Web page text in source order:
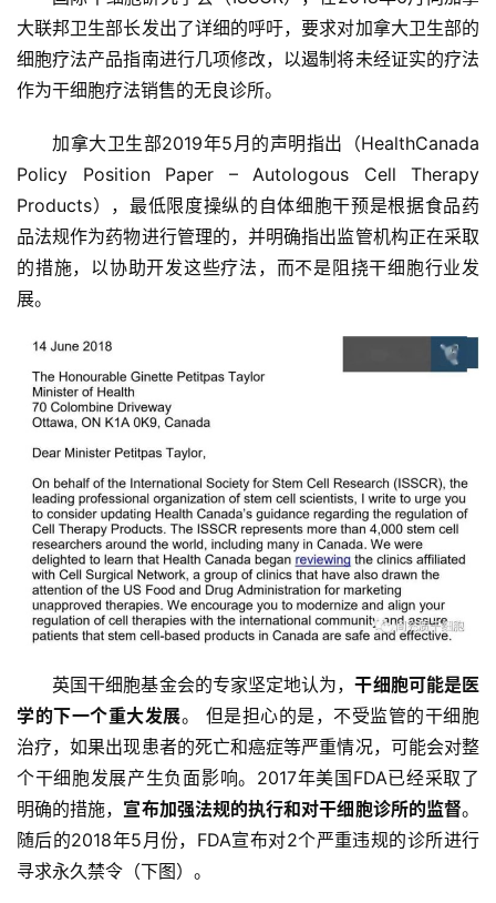
首
页
行
业
资
讯
再
生
医
学
临
床
转
化
活
动
关
于
登录 注册
大联邦卫生部长发出了详细的呼吁，要求对加拿大卫生部的
细胞疗法产品指南进行几项修改，以遏制将未经证实的疗法
作为干细胞疗法销售的无良诊所。
加拿大卫生部2019年5月的声明指出（HealthCanada
Policy Position Paper – Autologous Cell Therapy
Products），最低限度操纵的自体细胞干预是根据食品药
品法规作为药物进行管理的，并明确指出监管机构正在采取
的措施，以协助开发这些疗法，而不是阻挠干细胞行业发
展。
英国干细胞基金会的专家坚定地认为，干细胞可能是医
学的下一个重大发展。 但是担心的是，不受监管的干细胞
治疗，如果出现患者的死亡和癌症等严重情况，可能会对整
个干细胞发展产生负面影响。2017年美国FDA已经采取了
明确的措施， 宣布加强法规的执行和对干细胞诊所的监督。
随后的2018年5月份，FDA宣布对2个严重违规的诊所进行
寻求永久禁令（下图）。